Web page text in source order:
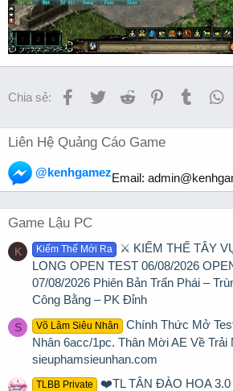
Chia sẻ: Facebook
TwitterReddit PinterestTumblr
Liên Hệ Quảng Cáo Game
@kenhgamezEmail:
Game Lậu PC
K Kiếm Thế Mới Ra
⚔️ KIẾM THẾ TÂY
LONG OPEN TEST 06/08/2026
07/08/2026 Phiên Bản Trấn Phái –
Công Bằng – PK Đỉnh
S Võ Lâm Siêu Nhân
Chính Thức Mở
Nhân 6acc/1pc. Thân Mời AE Về Trải
sieuphamsieunhan.com
TLBB Private
❤️TL TÂN ĐÀO HOA